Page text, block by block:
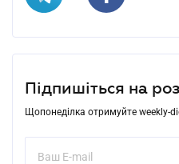
Підпишіться на
Щопонеділка отримуйте weekly-